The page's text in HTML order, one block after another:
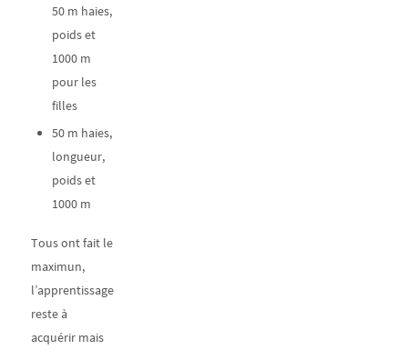
50 m haies,
poids et
1000 m
pour les
filles
50 m haies,
longueur,
poids et
1000 m
Tous ont fait le
maximun,
l’apprentissage
reste à
acquérir mais